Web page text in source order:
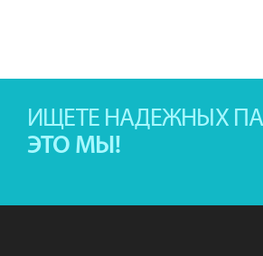
ИЩЕТЕ НАДЕЖНЫХ
ЭТО МЫ!